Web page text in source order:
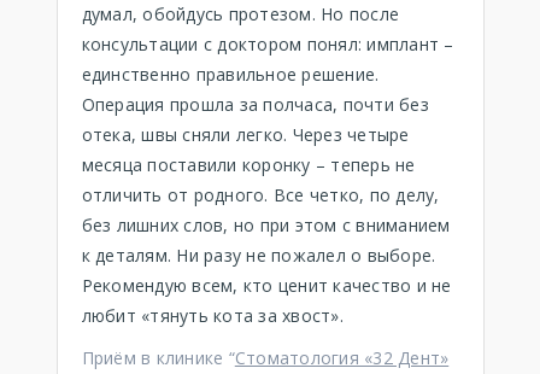
думал, обойдусь протезом. Но после
консультации с доктором понял: имплант –
единственно правильное решение.
Операция прошла за полчаса, почти без
отека, швы сняли легко. Через четыре
месяца поставили коронку – теперь не
отличить от родного. Все четко, по делу,
без лишних слов, но при этом с вниманием
к деталям. Ни разу не пожалел о выборе.
Рекомендую всем, кто ценит качество и не
любит «тянуть кота за хвост».
Приём в клинике “Стоматология «32 Дент»